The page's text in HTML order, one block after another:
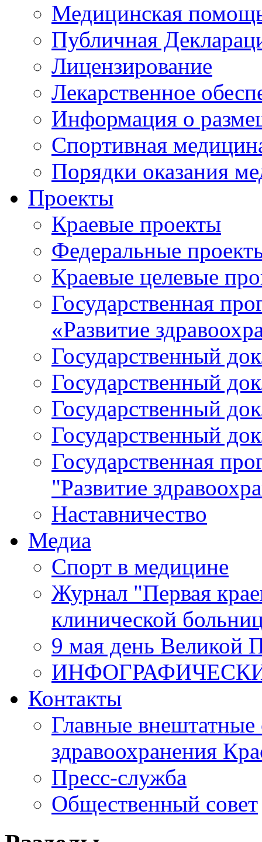
Медицинская
Публичная
Лицензирование
Лекарственное
Информация о
Спортивная
Порядки оказания
Проекты
Краевые проекты
Федеральные
Краевые целевые
Государственная
«Развитие
Государственный
Государственный
Государственный
Государственный
Государственная
"Развитие
Наставничество
Медиа
Спорт в медицине
Журнал "Первая
клинической
9 мая день Великой
Контакты
Главные внештатные
здравоохранения
Пресс-служба
Общественный совет